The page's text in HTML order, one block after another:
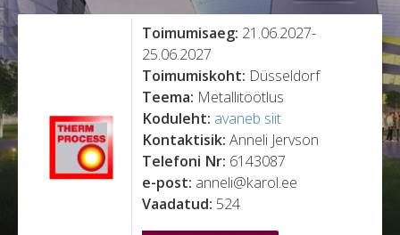
Toimumisaeg: 21.06.2027-
25.06.2027
Toimumiskoht: Düsseldorf
Teema: Metallitöötlus
Koduleht: avaneb siit
Kontaktisik:Anneli Jervson
Telefoni Nr: 6143087
e-post: anneli@karol.ee
Vaadatud: 524